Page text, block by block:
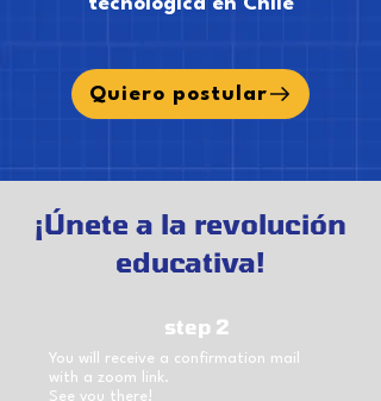
tecnológica en Chile
Quiero postular
¡Únete a la revolución
educativa!
step 2
You will receive a confirmation mail
with a zoom link.
See you there!